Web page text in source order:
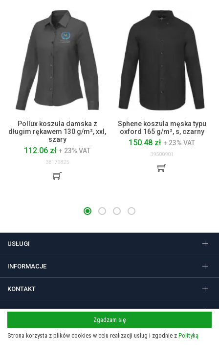
Pollux koszula damska z
długim rękawem 130 g/m², xxl,
szary
112.06 zł + 23% VAT
38179825
Sphene koszula męska typu
oxford 165 g/m², s, czarny
150.48 zł + 23% VAT
39500901
USŁUGI
INFORMACJE
KONTAKT
FOLLOW US
Zgadzam się
Strona korzysta z plików cookies w celu realizacji usług i zgodnie z Polityką